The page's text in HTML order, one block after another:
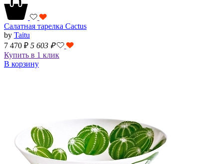
Салатная тарелка Cactus
by Taitu
7 470 ₽ 5 603 ₽
Купить в 1 клик
В корзину